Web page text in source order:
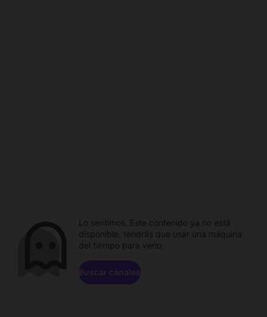
Lo sentimos. Este contenido ya no está
disponible, tendrás que usar una máquina
del tiempo para verlo.
Buscar canales